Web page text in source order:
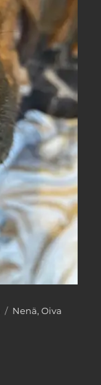
Avainsanat
Nenä,Oiva